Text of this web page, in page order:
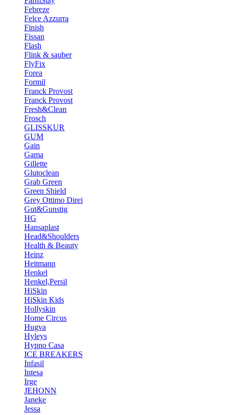
Febreze
Felce Azzurra
Finish
Fissan
Flash
Flink & sauber
FlyFix
Forea
Formil
Franck Provost
Franck Provost
Fresh&Clean
Frosch
GLISSKUR
GUM
Gain
Gama
Gillette
Glutoclean
Grab Green
Green Shield
Grey Ottimo Direi
Gut&Gunstig
HG
Hansaplast
Head&Shoulders
Health & Beauty
Heinz
Heitmann
Henkel
Henkel,Persil
HiSkin
HiSkin Kids
Hollyskin
Home Circus
Hugva
Hyleys
Hypno Casa
ICE BREAKERS
Infasil
Intesa
Irge
JEHONN
Janeke
Jessa